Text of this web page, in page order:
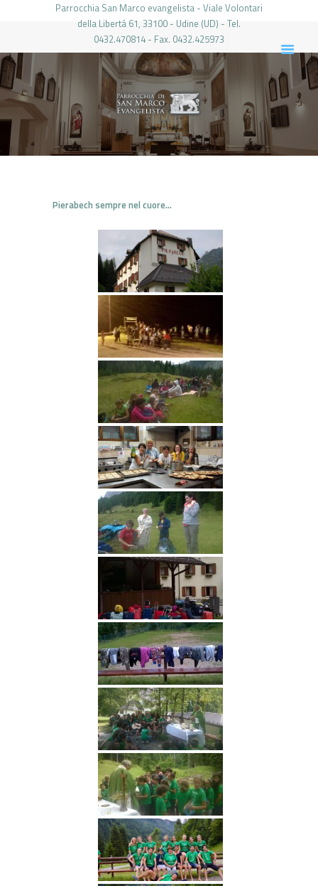
Parrocchia San Marco evangelista - Viale Volontari
della Libertá 61, 33100 - Udine (UD) - Tel.
0432.470814 - Fax. 0432.425973
PARROCCHIA DI SAN MARCO UDINE
HOME
LA PARROCCHIA
IL PARROCO
LE ATTIVITÀ
PIERABECH
Pierabech sempre nel cuore…